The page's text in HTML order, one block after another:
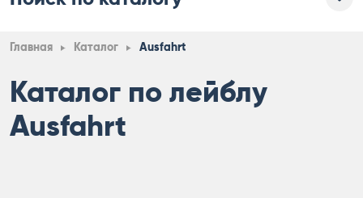
Главная Каталог Ausfahrt
Каталог по лейблу
Ausfahrt